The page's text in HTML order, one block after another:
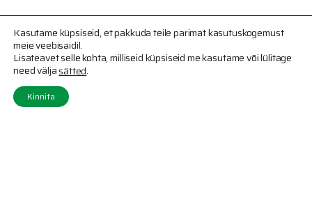
Kasutame küpsiseid, et pakkuda teile parimat kasutuskogemust
meie veebisaidil.
Lisateavet selle kohta, milliseid küpsiseid me kasutame või lülitage
need väljasätted.
Kinnita